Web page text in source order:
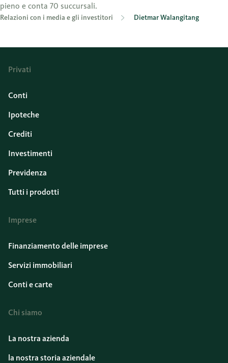
pieno e conta 70 succursali.
Relazioni con i media e gli investitori Dietmar Walangitang
Privati
Conti
Ipoteche
Crediti
Investimenti
Previdenza
Tutti i prodotti
Imprese
Finanziamento delle imprese
Servizi immobiliari
Conti e carte
Chi siamo
La nostra azienda
la nostra storia aziendale